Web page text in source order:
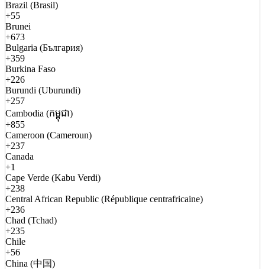
Brazil (Brasil)
+55
Brunei
+673
Bulgaria (България)
+359
Burkina Faso
+226
Burundi (Uburundi)
+257
Cambodia (កម្ពុជា)
+855
Cameroon (Cameroun)
+237
Canada
+1
Cape Verde (Kabu Verdi)
+238
Central African Republic (République centrafricaine)
+236
Chad (Tchad)
+235
Chile
+56
China (中国)